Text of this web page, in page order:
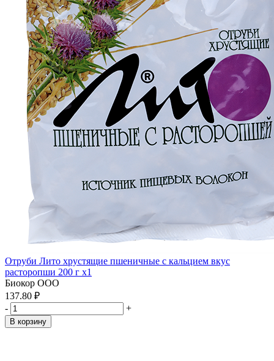
Отруби Лито хрустящие пшеничные с кальцием вкус
расторопши 200 г x1
Биокор ООО
137.80 ₽
-
+
В корзину